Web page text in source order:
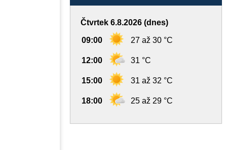
Čtvrtek 6.8.2026 (dnes)
09:00 27 až 30 °C
12:00 31 °C
15:00 31 až 32 °C
18:00 25 až 29 °C